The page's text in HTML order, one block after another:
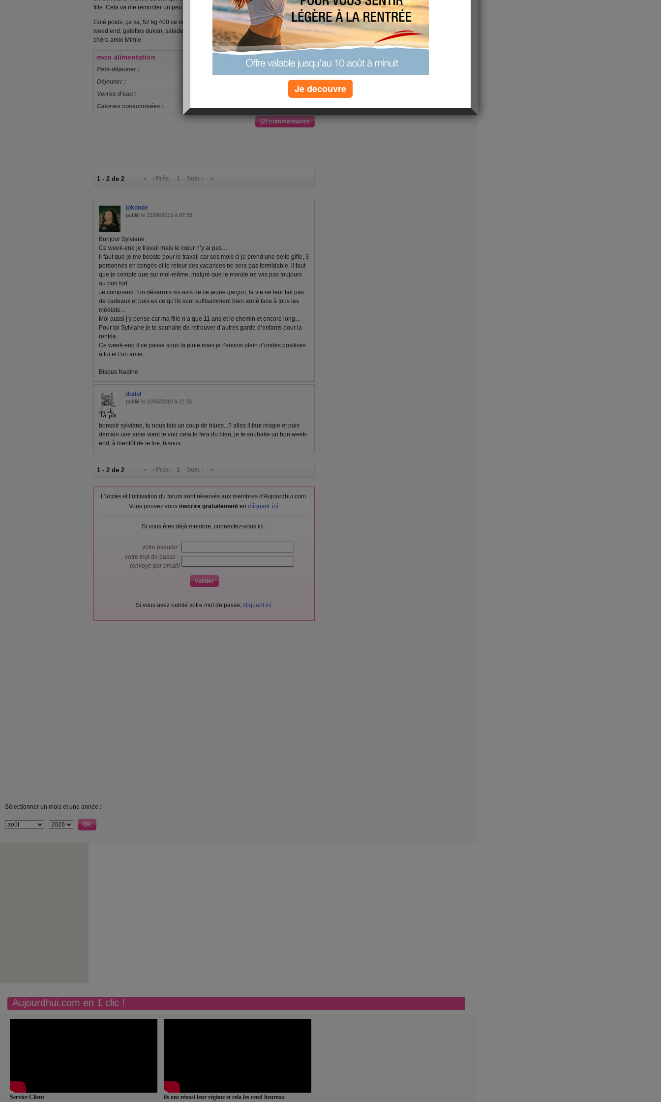
fille. Cela va me remonter un peu le moral.
Coté poids, ça va, 52 kg 400 ce matin. Je vais essayer de ne pas trop manger ce
weed end, galettes dukan, salades composées et merguezs aux menus pour ma
chère amie Mimie.
mon alimentation
Petit-déjeuner :
galette dukan - yaourts + son
Déjeuner :
taboulé dukan - carottes râpées - abricots
Verres d'eau :
Calories consommées :
0 kcal
(2) commentaires
1 - 2 de 2 « ‹ Préc. 1 Suiv. › »
jokonde
publié le 12/06/2010 à 07:58
Bonjour Sylviane
Ce week-end je travail mais le cœur n’y ai pas…
Il faut que je me booste pour le travail car ses mois ci je prend une belle gifle, 3
personnes en congés et le retour des vacances ne sera pas formidable, il faut
que je compte que sur moi-même, malgré que le morale ne vas pas toujours
au bon fort.
Je comprend t’on désarrois vis avis de ce jeune garçon, la vie ne leur fait pas
de cadeaux et puis es ce qu’ils sont suffisamment bien armé face à tous les
médiats…
Moi aussi j’y pense car ma fille n’a que 11 ans et le chemin et encore long…
Pour toi Sylviane je te souhaite de retrouver d’autres garde d’enfants pour la
rentée.
Ce week-end il ce passe sous la pluie mais je t’envois plein d’ondes positives
à toi et t’on amie.
Bisous Nadine
dudul
publié le 11/06/2010 à 21:33
bonsoir sylviane, tu nous fais un coup de blues...? allez il faut réagie et puis
demain une amie vient te voir, cela te fera du bien, je te souhaite un bon week-
end, à bientôt de te lire, bisous.
1 - 2 de 2 « ‹ Préc. 1 Suiv. › »
L’accès et l’utilisation du forum sont réservés aux membres d'Aujourdhui.com.
Vous pouvez vous inscrire gratuitementen cliquant ici.
Si vous êtes déjà membre, connectez-vous ici :
votre pseudo :
votre mot de passe :
(envoyé par email)
Si vous avez oublié votre mot de passe, cliquant ici.
Sélectionner un mois et une année :
Aujourdhui.com en 1 clic !
Service Client ils ont réussi leur régime et cela les rend heureux
Je decouvre